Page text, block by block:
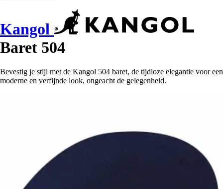
Kangol
Baret 504
Bevestig je stijl met de Kangol 504 baret, de tijdloze elegantie voor een
moderne en verfijnde look, ongeacht de gelegenheid.